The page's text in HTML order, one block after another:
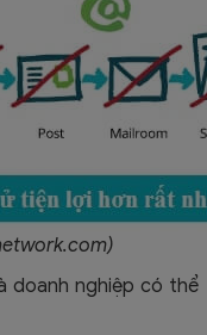
doanh nghiệp có thể